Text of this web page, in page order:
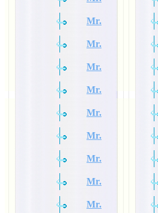
Mr.
Mr.
Mr.
Mr.
Mr.
Mr.
Mr.
Mr.
Mr.